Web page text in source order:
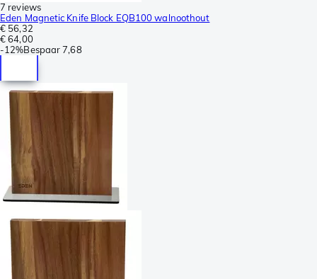
7 reviews
Eden Magnetic Knife Block EQB100 walnoothout
€ 56,32
€ 64,00
-12%Bespaar 7,68